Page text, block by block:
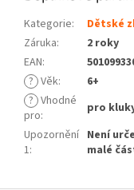
Kategorie:
Dětské
Záruka:
2 roky
EAN:
? Věk:
6+
? Vhodné
pro:
pro
Upozornění
1:
Není
malé